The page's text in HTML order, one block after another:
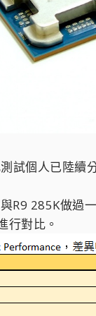
試個人已陸
R9 285K做過
行對比。